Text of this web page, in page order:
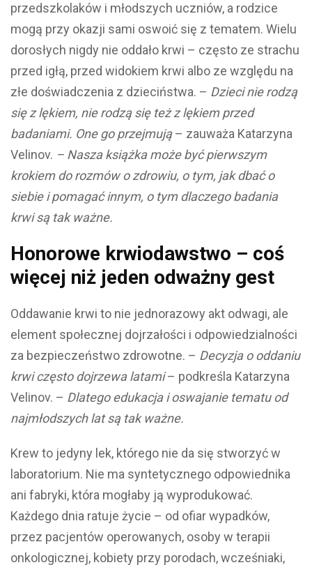
przedszkolaków i młodszych uczniów, a rodzice
mogą przy okazji sami oswoić się z tematem. Wielu
dorosłych nigdy nie oddało krwi – często ze strachu
przed igłą, przed widokiem krwi albo ze względu na
złe doświadczenia z dzieciństwa. – Dzieci nie rodzą
się z lękiem, nie rodzą się też z lękiem przed
badaniami. One go przejmują– zauważa Katarzyna
Velinov. – Nasza książka może być pierwszym
krokiem do rozmów o zdrowiu, o tym, jak dbać o
siebie i pomagać innym, o tym dlaczego badania
krwi są tak ważne.
Honorowe krwiodawstwo – coś
więcej niż jeden odważny gest
Oddawanie krwi to nie jednorazowy akt odwagi, ale
element społecznej dojrzałości i odpowiedzialności
za bezpieczeństwo zdrowotne. – Decyzja o oddaniu
krwi często dojrzewa latami– podkreśla Katarzyna
Velinov. – Dlatego edukacja i oswajanie tematu od
najmłodszych lat są tak ważne.
Krew to jedyny lek, którego nie da się stworzyć w
laboratorium. Nie ma syntetycznego odpowiednika
ani fabryki, która mogłaby ją wyprodukować.
Każdego dnia ratuje życie – od ofiar wypadków,
przez pacjentów operowanych, osoby w terapii
onkologicznej, kobiety przy porodach, wcześniaki,